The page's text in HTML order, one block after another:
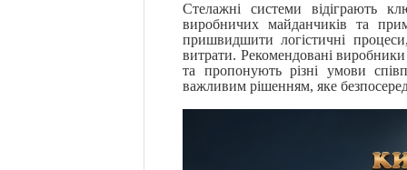
Стелажні системи відіграють
виробничих майданчиків та
пришвидшити логістичні
витрати. Рекомендовані
та пропонують різні умови
важливим рішенням, яке